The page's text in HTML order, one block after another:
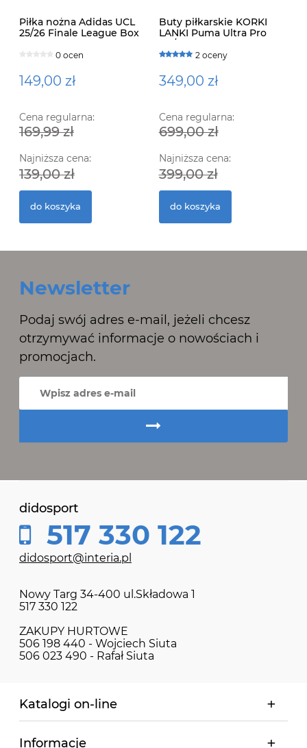
Piłka nożna Adidas UCL
25/26 Finale League Box
0 ocen
149,00 zł
Cena regularna:
169,99 zł
Najniższa cena:
139,00 zł
do koszyka
Buty piłkarskie KORKI
LANKI Puma Ultra Pro
2 oceny
349,00 zł
Cena regularna:
699,00 zł
Najniższa cena:
399,00 zł
do koszyka
Newsletter
Podaj swój adres e-mail, jeżeli chcesz
otrzymywać informacje o nowościach i
promocjach.
didosport
517 330 122
didosport@interia.pl
Nowy Targ 34-400 ul.Składowa 1
517 330 122
ZAKUPY HURTOWE
506 198 440 - Wojciech Siuta
506 023 490 - Rafał Siuta
Katalogi on-line
Informacje